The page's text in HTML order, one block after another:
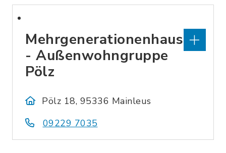
Mehrgenerationenhaus
- Außenwohngruppe
Pölz
Pölz 18, 95336 Mainleus
09229 7035